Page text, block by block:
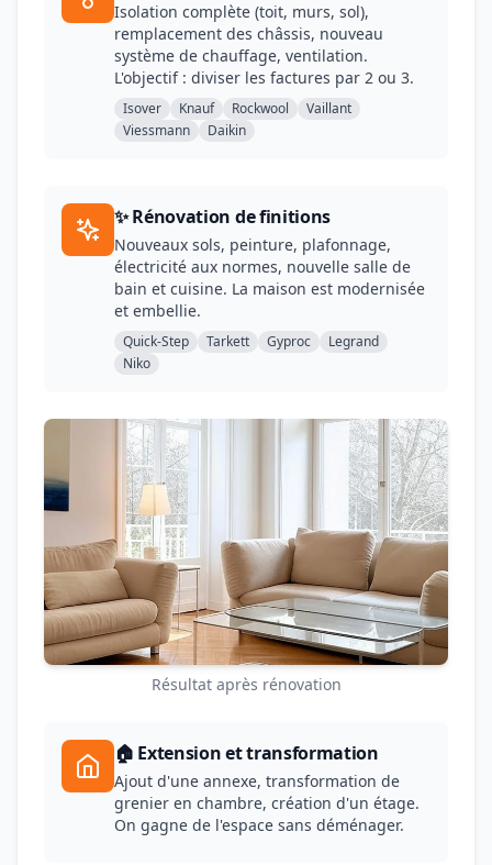
Isolation complète (toit, murs, sol),
remplacement des châssis, nouveau
système de chauffage, ventilation.
L'objectif : diviser les factures par 2 ou 3.
Isover Knauf Rockwool
Vaillant
Viessmann
Daikin
✨ Rénovation de finitions
Nouveaux sols, peinture, plafonnage,
électricité aux normes, nouvelle salle de
bain et cuisine. La maison est modernisée
et embellie.
Quick-Step Tarkett Gyproc
Legrand
Niko
Résultat après rénovation
🏠 Extension et transformation
Ajout d'une annexe, transformation de
grenier en chambre, création d'un étage.
On gagne de l'espace sans déménager.